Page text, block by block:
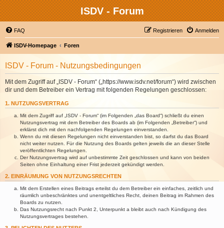
ISDV - Forum
FAQ Anmelden
Registrieren
ISDV-Homepage Foren
ISDV - Forum - Nutzungsbedingungen
Mit dem Zugriff auf „ISDV - Forum“ („https://www.isdv.net/forum“) wird zwischen
dir und dem Betreiber ein Vertrag mit folgenden Regelungen geschlossen:
1. NUTZUNGSVERTRAG
Mit dem Zugriff auf „ISDV - Forum“ (im Folgenden „das Board“) schließt du einen
Nutzungsvertrag mit dem Betreiber des Boards ab (im Folgenden „Betreiber“) und
erklärst dich mit den nachfolgenden Regelungen einverstanden.
Wenn du mit diesen Regelungen nicht einverstanden bist, so darfst du das Board
nicht weiter nutzen. Für die Nutzung des Boards gelten jeweils die an dieser Stelle
veröffentlichten Regelungen.
Der Nutzungsvertrag wird auf unbestimmte Zeit geschlossen und kann von beiden
Seiten ohne Einhaltung einer Frist jederzeit gekündigt werden.
2. EINRÄUMUNG VON NUTZUNGSRECHTEN
Mit dem Erstellen eines Beitrags erteilst du dem Betreiber ein einfaches, zeitlich und
räumlich unbeschränktes und unentgeltliches Recht, deinen Beitrag im Rahmen des
Boards zu nutzen.
Das Nutzungsrecht nach Punkt 2, Unterpunkt a bleibt auch nach Kündigung des
Nutzungsvertrages bestehen.